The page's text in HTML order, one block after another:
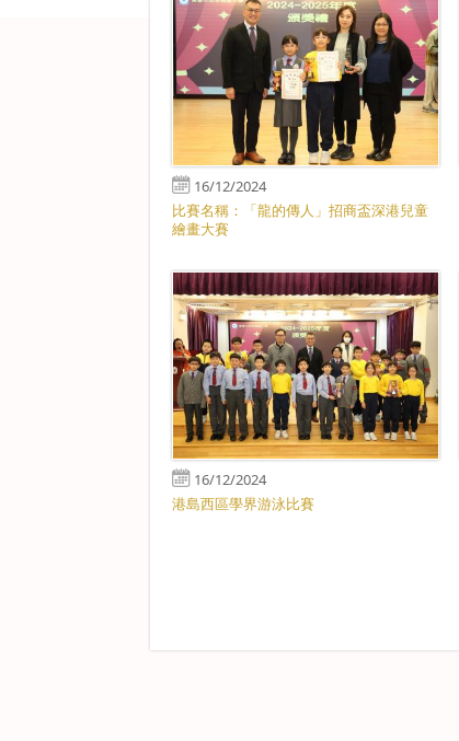
16/12/2024
比賽名稱：「龍的傳人」招商盃深港兒童
繪畫大賽
16/12/2024
港島西區學界游泳比賽